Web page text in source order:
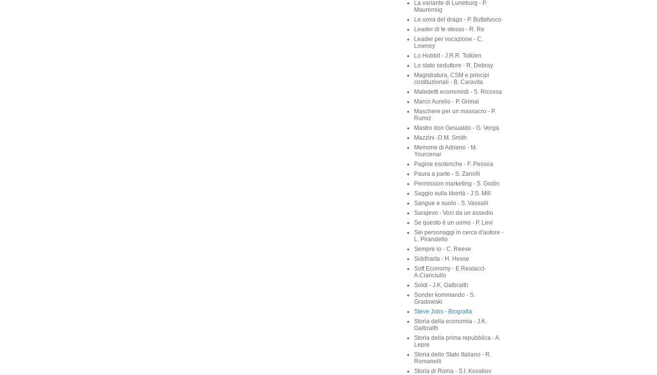
La variante di Luneburg - P.
Maurensig
Le uova del drago - P. Buttafuoco
Leader di te stesso - R. Re
Leader per vocazione - C.
Lowney
Lo Hobbit - J.R.R. Tolkien
Lo stato seduttore - R. Debray
Magistratura, CSM e principi
costituzionali - B. Caravita
Maledetti economisti - S. Ricossa
Marco Aurelio - P. Grimal
Maschere per un massacro - P.
Rumiz
Mastro don Gesualdo - G. Verga
Mazzini -D.M. Smith
Memorie di Adriano - M.
Yourcenar
Pagine esoteriche - F. Pessoa
Paura a parte - S. Zanolli
Permission marketing - S. Godin
Saggio sulla libertà - J.S. Mill
Sangue e suolo - S. Vassalli
Sarajevo - Voci da un assedio
Se questo è un uomo - P. Levi
Sei personaggi in cerca d'autore -
L. Pirandello
Sempre io - C. Reeve
Siddharta - H. Hesse
Soft Economy - E.Realacci-
A.Cianciullo
Soldi - J.K. Galbraith
Sonder kommando - S.
Gradowski
Steve Jobs - Biografia
Storia della economia - J.K.
Galbraith
Storia della prima repubblica - A.
Lepre
Storia dello Stato Italiano - R.
Romanelli
Storia di Roma - S.I. Kovaliov